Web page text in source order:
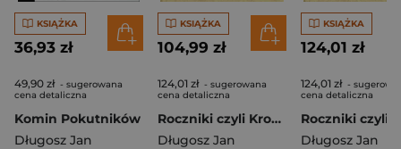
KSIĄŻKA
36,93 zł
49,90 zł - sugerowana
cena detaliczna
Komin Pokutników
Długosz Jan
KSIĄŻKA
104,99 zł
124,01 zł - sugerowana
cena detaliczna
Roczniki czyli Kroniki sławnego Królestwa Polskiego Księga jedenasta Księga dwunasta 1431-1444
Długosz Jan
KSIĄŻKA
124,01 zł
124,01 zł -
cena detaliczna
Długosz Jan